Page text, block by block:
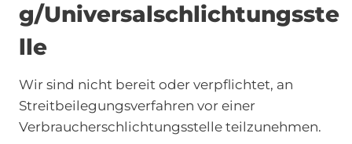
g/Universalschlichtungsste
lle
Wir sind nicht bereit oder verpflichtet, an
Streitbeilegungsverfahren vor einer
Verbraucherschlichtungsstelle teilzunehmen.